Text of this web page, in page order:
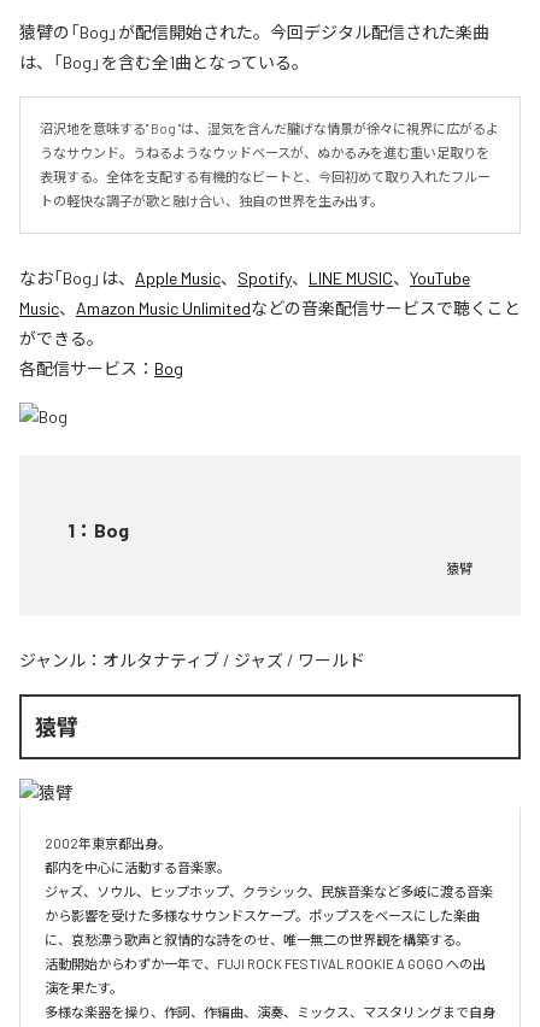
猿臂の「Bog」が配信開始された。今回デジタル配信された楽曲
は、「Bog」を含む全1曲となっている。
沼沢地を意味する" Bog "は、湿気を含んだ朧げな情景が徐々に視界に広がるよ
うなサウンド。うねるようなウッドベースが、ぬかるみを進む重い足取りを
表現する。全体を支配する有機的なビートと、今回初めて取り入れたフルー
トの軽快な調子が歌と融け合い、独自の世界を生み出す。
なお「Bog 」は、 Apple Music、 Spotify、 LINE MUSIC、 YouTube
Music、 Amazon Music Unlimitedなどの音楽配信サービスで聴くこと
ができる。
各配信サービス： Bog
1 ： Bog
猿臂
ジャンル： オルタナティブ / ジャズ / ワールド
猿臂
2002年東京都出身。
都内を中心に活動する音楽家。
ジャズ、ソウル、ヒップホップ、クラシック、民族音楽など多岐に渡る音楽
から影響を受けた多様なサウンドスケープ。ポップスをベースにした楽曲
に、哀愁漂う歌声と叙情的な詩をのせ、唯一無二の世界観を構築する。
活動開始からわずか一年で、FUJI ROCK FESTIVAL ROOKIE A GOGO への出
演を果たす。
多様な楽器を操り、作詞、作編曲、演奏、ミックス、マスタリングまで自身